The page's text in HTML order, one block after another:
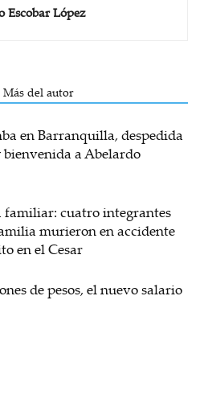
Escobar López
Más del autor
en Barranquilla, despedida
bienvenida a Abelardo
familiar: cuatro integrantes
murieron en accidente
en el Cesar
de pesos, el nuevo salario